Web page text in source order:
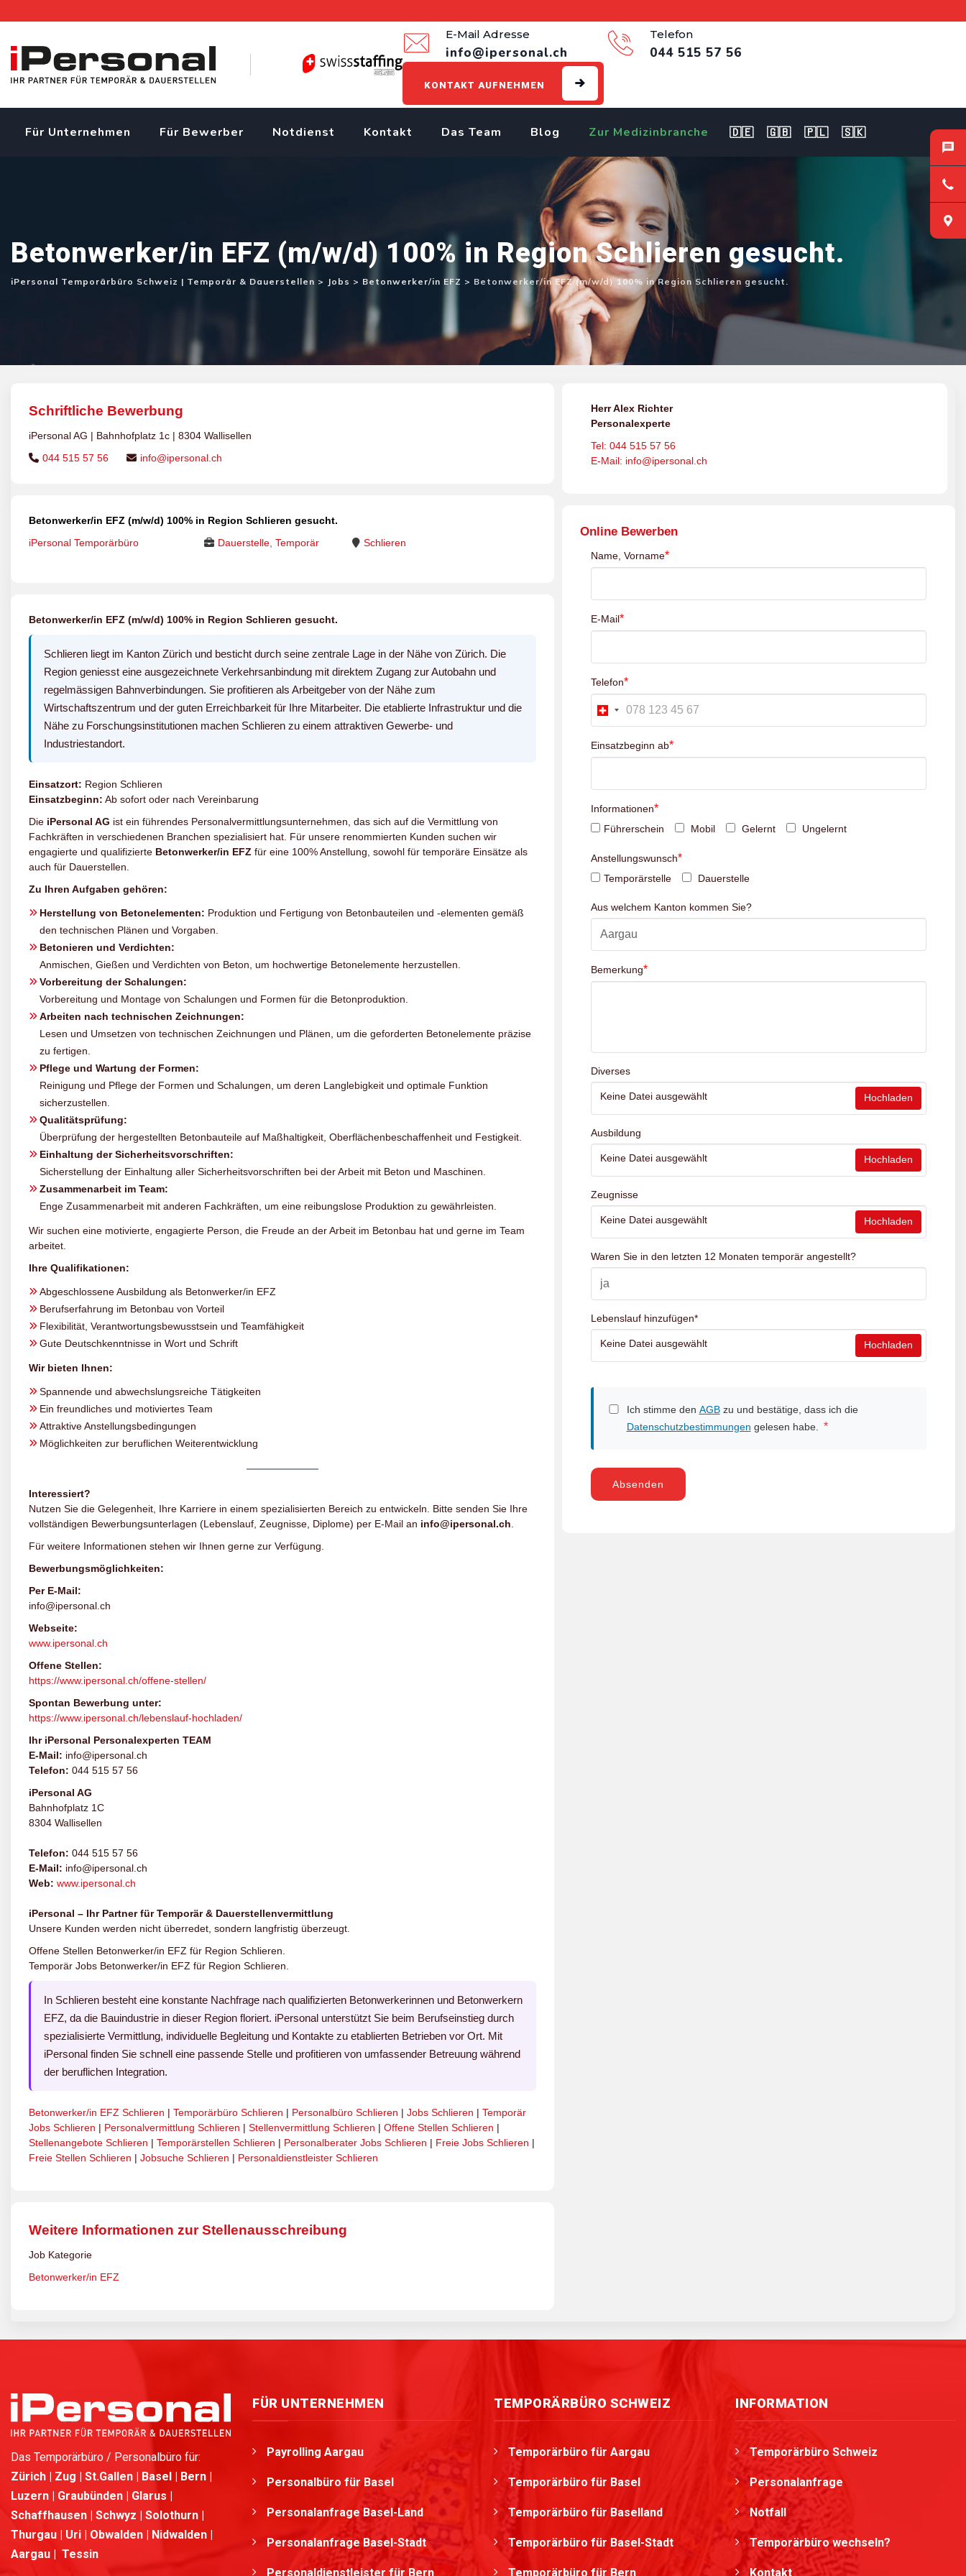
content
E-Mail Adresse
info@ipersonal.ch
Telefon
044 515 57 56
KONTAKT AUFNEHMEN
Für Unternehmen Für Bewerber Notdienst Kontakt Das Team Blog Zur Medizinbranche 🇩🇪 🇬🇧 🇵🇱 🇸🇰
Betonwerker/in EFZ (m/w/d) 100% in Region Schlieren gesucht.
iPersonal Temporärbüro Schweiz | Temporär & Dauerstellen > Jobs > Betonwerker/in EFZ > Betonwerker/in EFZ (m/w/d) 100% in Region Schlieren gesucht.
Schriftliche Bewerbung
iPersonal AG | Bahnhofplatz 1c | 8304 Wallisellen
044 515 57 56
info@ipersonal.ch
Betonwerker/in EFZ (m/w/d) 100% in Region Schlieren gesucht.
iPersonal Temporärbüro
Dauerstelle, Temporär Schlieren
Betonwerker/in EFZ (m/w/d) 100% in Region Schlieren gesucht.
Schlieren liegt im Kanton Zürich und besticht durch seine zentrale Lage in der Nähe von Zürich. Die
Region geniesst eine ausgezeichnete Verkehrsanbindung mit direktem Zugang zur Autobahn und
regelmässigen Bahnverbindungen. Sie profitieren als Arbeitgeber von der Nähe zum
Wirtschaftszentrum und der guten Erreichbarkeit für Ihre Mitarbeiter. Die etablierte Infrastruktur und die
Nähe zu Forschungsinstitutionen machen Schlieren zu einem attraktiven Gewerbe- und
Industriestandort.
Einsatzort: Region Schlieren
Einsatzbeginn: Ab sofort oder nach Vereinbarung
Die iPersonal AG ist ein führendes Personalvermittlungsunternehmen, das sich auf die Vermittlung von
Fachkräften in verschiedenen Branchen spezialisiert hat. Für unsere renommierten Kunden suchen wir
engagierte und qualifizierte Betonwerker/in EFZ für eine 100% Anstellung, sowohl für temporäre Einsätze als
auch für Dauerstellen.
Zu Ihren Aufgaben gehören:
Herstellung von Betonelementen: Produktion und Fertigung von Betonbauteilen und -elementen gemäß
den technischen Plänen und Vorgaben.
Betonieren und Verdichten:
Anmischen, Gießen und Verdichten von Beton, um hochwertige Betonelemente herzustellen.
Vorbereitung der Schalungen:
Vorbereitung und Montage von Schalungen und Formen für die Betonproduktion.
Arbeiten nach technischen Zeichnungen:
Lesen und Umsetzen von technischen Zeichnungen und Plänen, um die geforderten Betonelemente präzise
zu fertigen.
Pflege und Wartung der Formen:
Reinigung und Pflege der Formen und Schalungen, um deren Langlebigkeit und optimale Funktion
sicherzustellen.
Qualitätsprüfung:
Überprüfung der hergestellten Betonbauteile auf Maßhaltigkeit, Oberflächenbeschaffenheit und Festigkeit.
Einhaltung der Sicherheitsvorschriften:
Sicherstellung der Einhaltung aller Sicherheitsvorschriften bei der Arbeit mit Beton und Maschinen.
Zusammenarbeit im Team:
Enge Zusammenarbeit mit anderen Fachkräften, um eine reibungslose Produktion zu gewährleisten.
Wir suchen eine motivierte, engagierte Person, die Freude an der Arbeit im Betonbau hat und gerne im Team
arbeitet.
Ihre Qualifikationen:
Abgeschlossene Ausbildung als Betonwerker/in EFZ
Berufserfahrung im Betonbau von Vorteil
Flexibilität, Verantwortungsbewusstsein und Teamfähigkeit
Gute Deutschkenntnisse in Wort und Schrift
Wir bieten Ihnen:
Spannende und abwechslungsreiche Tätigkeiten
Ein freundliches und motiviertes Team
Attraktive Anstellungsbedingungen
Möglichkeiten zur beruflichen Weiterentwicklung
Interessiert?
Nutzen Sie die Gelegenheit, Ihre Karriere in einem spezialisierten Bereich zu entwickeln. Bitte senden Sie Ihre
vollständigen Bewerbungsunterlagen (Lebenslauf, Zeugnisse, Diplome) per E-Mail an info@ipersonal.ch
Für weitere Informationen stehen wir Ihnen gerne zur Verfügung.
Bewerbungsmöglichkeiten:
Per E-Mail:
info@ipersonal.ch
Webseite:
www.ipersonal.ch
Offene Stellen:
https://www.ipersonal.ch/offene-stellen/
Spontan Bewerbung unter:
https://www.ipersonal.ch/lebenslauf-hochladen/
Ihr iPersonal Personalexperten TEAM
E-Mail: info@ipersonal.ch
Telefon: 044 515 57 56
iPersonal AG
Bahnhofplatz 1C
8304 Wallisellen
Telefon: 044 515 57 56
E-Mail: info@ipersonal.ch
Web: www.ipersonal.ch
iPersonal – Ihr Partner für Temporär & Dauerstellenvermittlung
Unsere Kunden werden nicht überredet, sondern langfristig überzeugt.
Offene Stellen Betonwerker/in EFZ für Region Schlieren.
Temporär Jobs Betonwerker/in EFZ für Region Schlieren.
In Schlieren besteht eine konstante Nachfrage nach qualifizierten Betonwerkerinnen und Betonwerkern
EFZ, da die Bauindustrie in dieser Region floriert. iPersonal unterstützt Sie beim Berufseinstieg durch
spezialisierte Vermittlung, individuelle Begleitung und Kontakte zu etablierten Betrieben vor Ort. Mit
iPersonal finden Sie schnell eine passende Stelle und profitieren von umfassender Betreuung während
der beruflichen Integration.
Betonwerker/in EFZ Schlieren | Temporärbüro Schlieren | Personalbüro Schlieren | Jobs Schlieren | Temporär
Jobs Schlieren | Personalvermittlung Schlieren | Stellenvermittlung Schlieren | Offene Stellen Schlieren |
Stellenangebote Schlieren | Temporärstellen Schlieren | Personalberater Jobs Schlieren | Freie Jobs Schlieren |
Freie Stellen Schlieren | Jobsuche Schlieren | Personaldienstleister Schlieren
Weitere Informationen zur Stellenausschreibung
Job Kategorie
Betonwerker/in EFZ
Herr Alex Richter
Personalexperte
Tel: 044 515 57 56
E-Mail: info@ipersonal.ch
Online Bewerben
Name, Vorname*
E-Mail*
Telefon*
Einsatzbeginn ab*
Informationen*
Führerschein Mobil Gelernt Ungelernt
Anstellungswunsch*
Temporärstelle Dauerstelle
Aus welchem Kanton kommen Sie?
Bemerkung*
Diverses
Keine Datei ausgewählt Hochladen
Ausbildung
Keine Datei ausgewählt Hochladen
Zeugnisse
Keine Datei ausgewählt Hochladen
Waren Sie in den letzten 12 Monaten temporär angestellt?
Lebenslauf hinzufügen*
Keine Datei ausgewählt Hochladen
Ich stimme den AGBzu und bestätige, dass ich die
Datenschutzbestimmungen gelesen habe. *
Absenden
Das Temporärbüro / Personalbüro für:
Zürich | Zug | St.Gallen | Basel | Bern |
Luzern | Graubünden | Glarus |
Schaffhausen | Schwyz | Solothurn |
Thurgau | Uri | Obwalden | Nidwalden |
Aargau | Tessin
FÜR UNTERNEHMEN
Payrolling Aargau
Personalbüro für Basel
Personalanfrage Basel-Land
Personalanfrage Basel-Stadt
Personaldienstleister für Bern
TEMPORÄRBÜRO SCHWEIZ
Temporärbüro für Aargau
Temporärbüro für Basel
Temporärbüro für Baselland
Temporärbüro für Basel-Stadt
Temporärbüro für Bern
INFORMATION
Temporärbüro Schweiz
Personalanfrage
Notfall
Temporärbüro wechseln?
Kontakt